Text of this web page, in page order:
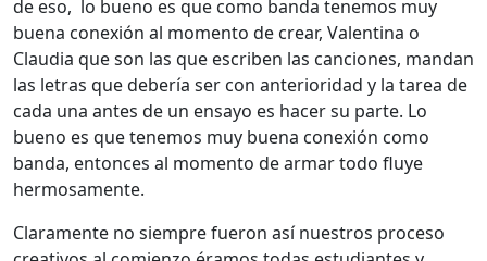
de eso, lo bueno es que como banda tenemos muy
buena conexión al momento de crear, Valentina o
Claudia que son las que escriben las canciones, mandan
las letras que debería ser con anterioridad y la tarea de
cada una antes de un ensayo es hacer su parte. Lo
bueno es que tenemos muy buena conexión como
banda, entonces al momento de armar todo fluye
hermosamente.
Claramente no siempre fueron así nuestros proceso